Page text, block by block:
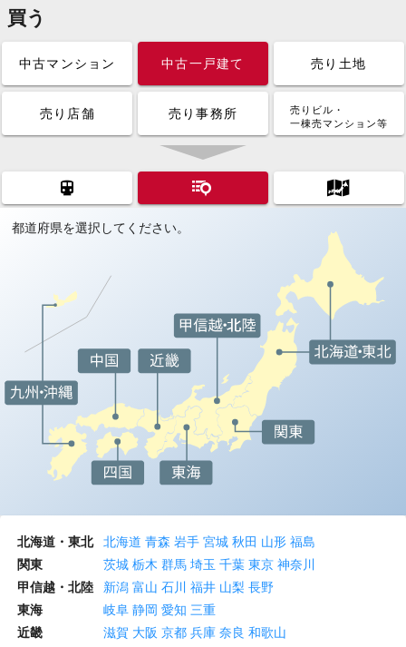
買う
中古マンション 中古一戸建て 売り土地
売り店舗 売り事務所
売りビル・
一棟売マンション等
都道府県を選択してください。
北海道・東北 北海道 青森 岩手 宮城 秋田 山形 福島
関東
茨城 栃木 群馬 埼玉 千葉 東京 神奈川
甲信越・北陸
新潟 富山 石川 福井 山梨 長野
東海
岐阜 静岡 愛知 三重
近畿
滋賀 大阪 京都 兵庫 奈良 和歌山